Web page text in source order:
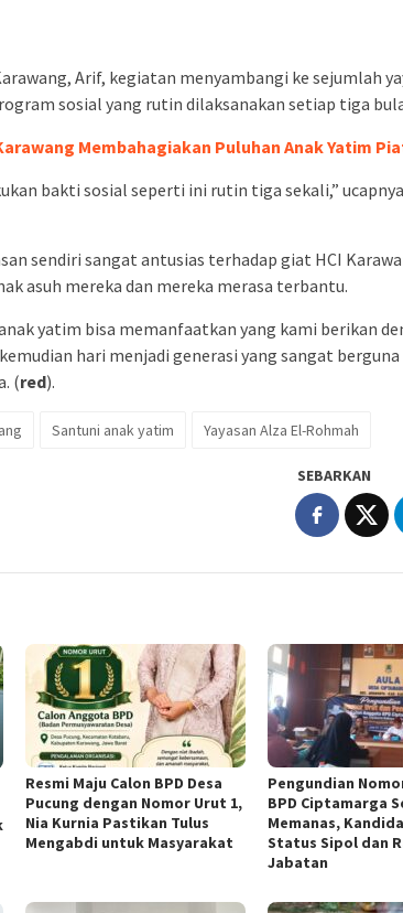
Arif, kegiatan menyambangi ke sejumlah
sosial yang rutin dilaksanakan setiap tiga
Membahagiakan Puluhan Anak Yatim
bakti sosial seperti ini rutin tiga sekali,”
sendiri sangat antusias terhadap giat HCI
asuh mereka dan mereka merasa terbantu.
yatim bisa memanfaatkan yang kami berikan
hari menjadi generasi yang sangat berguna
(red).
Santuni anak yatim Yayasan Alza El-Rohmah
SEBARKAN
Resmi Maju Calon BPD Desa
Pucung dengan Nomor Urut 1,
Nia Kurnia Pastikan Tulus
Mengabdi untuk Masyarakat
Pengundian
BPD Ciptamarga
Memanas,
Status Sipol dan
Jabatan